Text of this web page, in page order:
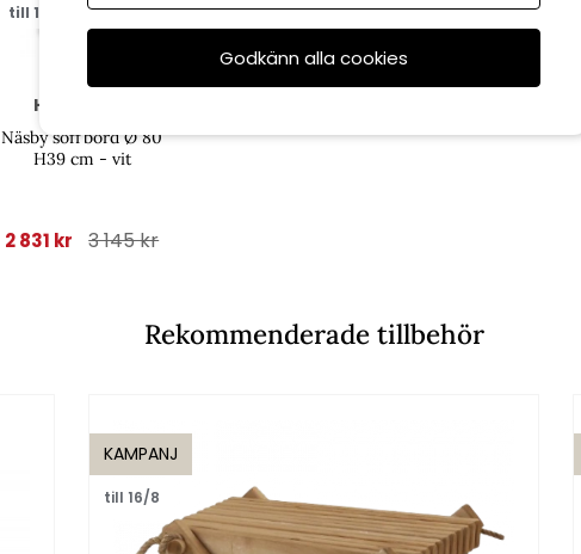
till 16/8
Hillerstorp
Näsby soffbord Ø 80
H39 cm - vit
2 831 kr 3 145 kr
Rekommenderade tillbehör
KAMPANJ
till 16/8
Godkänn alla cookies